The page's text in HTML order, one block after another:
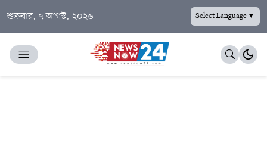
শুক্রবার, ৭ আগস্ট, ২০২৬ Select Language▼